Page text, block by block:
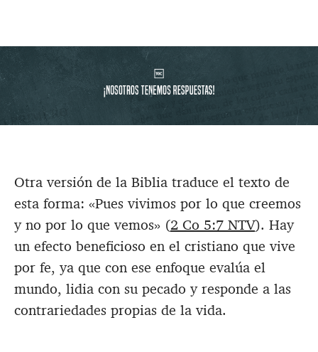
Otra versión de la Biblia traduce el texto de
esta forma: «Pues vivimos por lo que creemos
y no por lo que vemos» (2 Co 5:7 NTV). Hay
un efecto beneficioso en el cristiano que vive
por fe, ya que con ese enfoque evalúa el
mundo, lidia con su pecado y responde a las
contrariedades propias de la vida.